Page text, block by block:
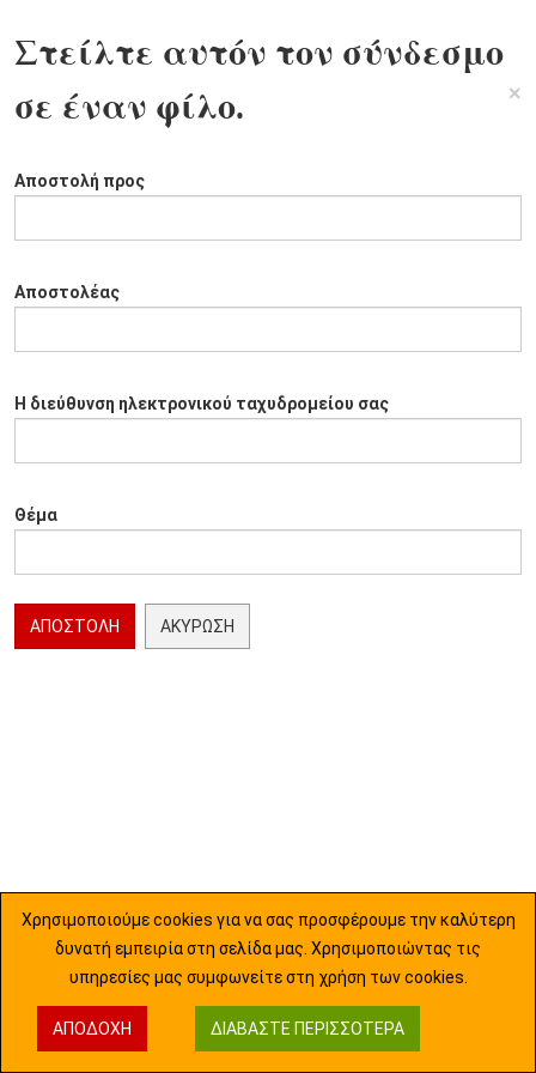
Στείλτε αυτόν τον σύνδεσμο
σε έναν φίλο.
×
Αποστολή προς
Αποστολέας
Η διεύθυνση ηλεκτρονικού ταχυδρομείου σας
Θέμα
ΑΠΟΣΤΟΛΉ ΑΚΎΡΩΣΗ
Χρησιμοποιούμε cookies για να σας προσφέρουμε την καλύτερη
δυνατή εμπειρία στη σελίδα μας. Χρησιμοποιώντας τις
υπηρεσίες μας συμφωνείτε στη χρήση των cookies.
ΑΠΟΔΟΧΉ ΔΙΑΒΆΣΤΕ ΠΕΡΙΣΣΌΤΕΡΑ